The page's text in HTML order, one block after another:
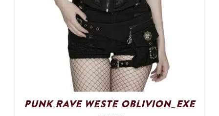
Punk Rave Weste Oblivion_Exe